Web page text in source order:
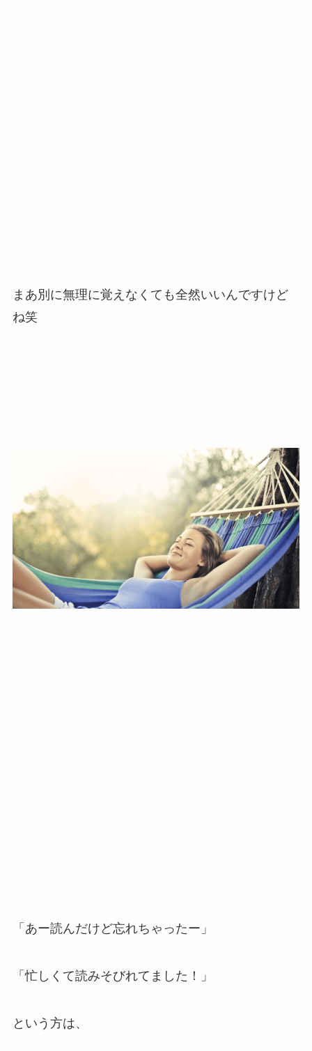
まあ別に無理に覚えなくても全然いいんですけど
ね笑
「あー読んだけど忘れちゃったー」
「忙しくて読みそびれてました！」
という方は、